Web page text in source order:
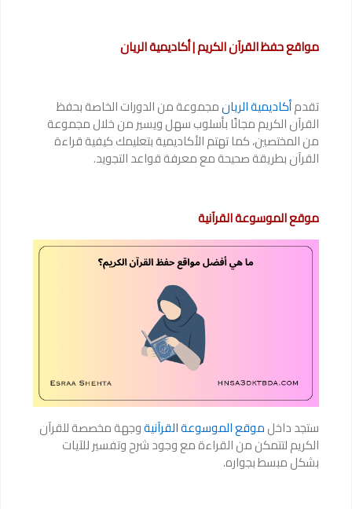
مواقع حفظ القرآن الكريم | أكاديمية الريان
تقدمأكاديمية الريانمجموعة من الدورات الخاصة بحفظ
القرآن الكريم مجانًا بأسلوب سهل ويسير من خلال مجموعة
من المختصين، كما تهتم الأكاديمية بتعليمك كيفية قراءة
القرآن بطريقة صحيحة مع معرفة قواعد التجويد.
موقع الموسوعة القرآنية
ستجد داخلموقع الموسوعة القرآنيةوجهة مخصصة للقرآن
الكريم لتتمكن من القراءة مع وجود شرح وتفسير للآيات
بشكل مبسط بجواره.